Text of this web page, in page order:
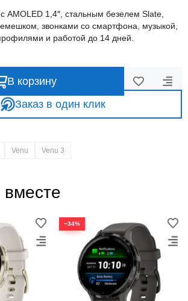
1,4″, стальным безелем Slate,
звонками со смартфона, музыкой,
и работой до 14 дней.
В корзину
Заказ в один клик
Venu Venu 3
−34%